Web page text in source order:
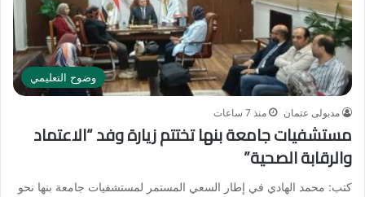
وضوح التعليمي
مدبولى عتمان منذ 7 ساعات
مستشفيات جامعة بنها تختتم زيارة وفد “الاعتماد
والرقابة الصحية”
كتب: محمد الهادي في إطار السعي المستمر لمستشفيات جامعة بنها نحو